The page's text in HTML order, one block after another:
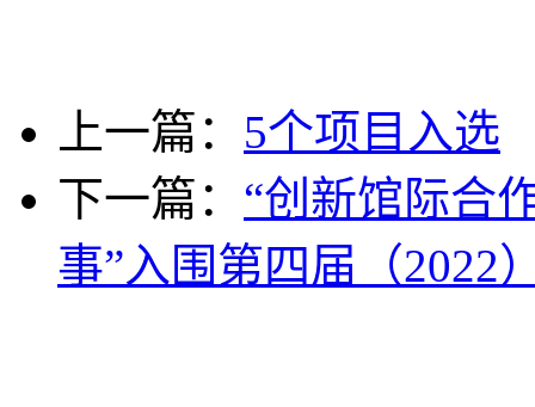
上一篇： 5个项目入选
下一篇： “创新馆际合
事”入围第四届（2022